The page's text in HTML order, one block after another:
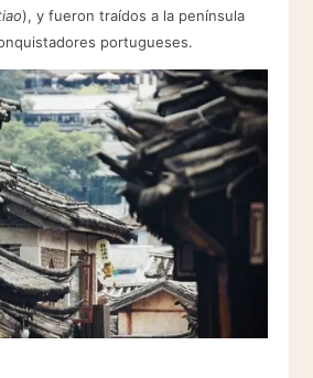
), y fueron traídos a la península
portugueses.